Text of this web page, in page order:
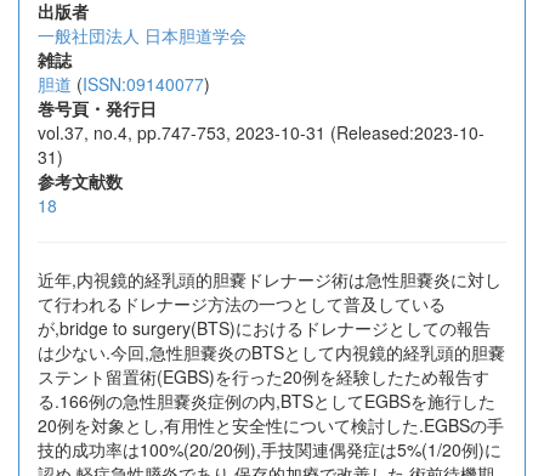
出版者
一般社団法人 日本胆道学会
雑誌
胆道 (ISSN:09140077)
巻号頁・発行日
vol.37, no.4, pp.747-753, 2023-10-31 (Released:2023-10-
31)
参考文献数
18
近年,内視鏡的経乳頭的胆嚢ドレナージ術は急性胆嚢炎に対し
て行われるドレナージ方法の一つとして普及している
が,bridge to surgery(BTS)におけるドレナージとしての報告
は少ない.今回,急性胆嚢炎のBTSとして内視鏡的経乳頭的胆嚢
ステント留置術(EGBS)を行った20例を経験したため報告す
る.166例の急性胆嚢炎症例の内,BTSとしてEGBSを施行した
20例を対象とし,有用性と安全性について検討した.EGBSの手
技的成功率は100%(20/20例),手技関連偶発症は5%(1/20例)に